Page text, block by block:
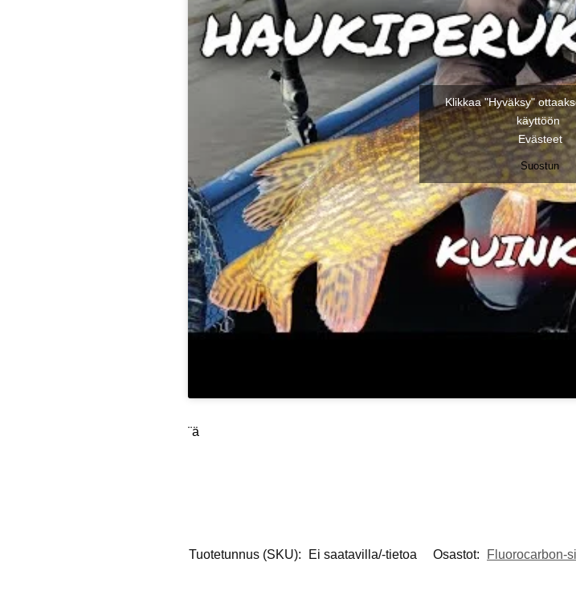
Klikkaa "Hyväksy"
käyttöön
Evästeet
Suostun
¨ä
Tuotetunnus (SKU): Ei saatavilla/-tietoa Osastot: Fluorocarbon-